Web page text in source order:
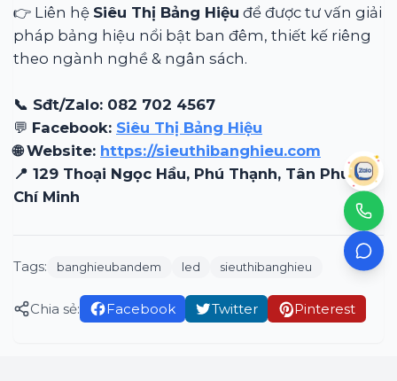
👉 Liên hệ Siêu Thị Bảng Hiệu để được tư vấn giải
pháp bảng hiệu nổi bật ban đêm, thiết kế riêng
theo ngành nghề & ngân sách.
📞 Sđt/Zalo: 082 702 4567
💬 Facebook: Siêu Thị Bảng Hiệu
🌐 Website: https://sieuthibanghieu.com
📍 129 Thoại Ngọc Hầu, Phú Thạnh, Tân Phú, Hồ
Chí Minh
Tags: banghieubandem led sieuthibanghieu
Chia sẻ: Facebook Twitter Pinterest